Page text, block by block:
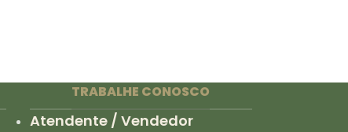
TRABALHE CONOSCO
Atendente / Vendedor